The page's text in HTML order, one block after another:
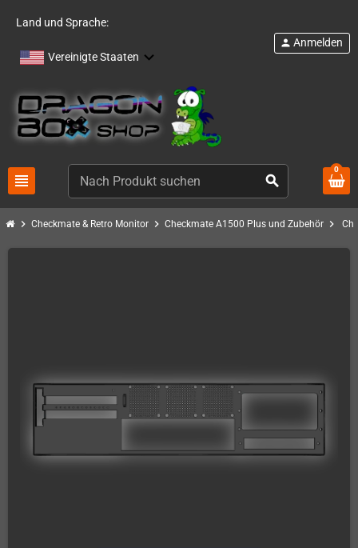
Land und Sprache:
Vereinigte Staaten
view_headline search
person Anmelden
0
chevron_right Checkmate & Retro Monitor chevron_right Checkmate A1500 Plus und Zubehör chevron_right